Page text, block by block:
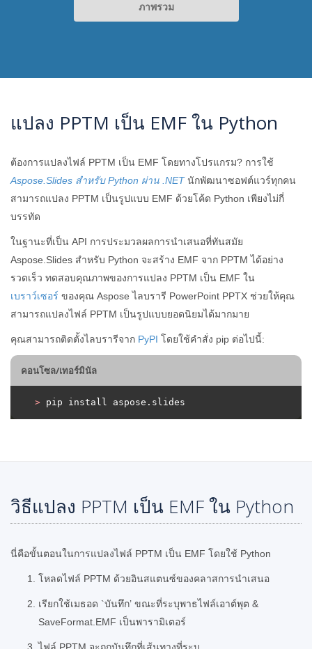
ภาพรวม
แปลง PPTM เป็น EMF ใน Python
ต้องการแปลงไฟล์ PPTM เป็น EMF โดยทางโปรแกรม? การใช้
Aspose.Slides สำหรับ Python ผ่าน .NETนักพัฒนาซอฟต์แวร์ทุกคน
สามารถแปลง PPTM เป็นรูปแบบ EMF ด้วยโค้ด Python เพียงไม่กี่
บรรทัด
ในฐานะที่เป็น API การประมวลผลการนำเสนอที่ทันสมัย ​​
Aspose.Slides สำหรับ Python จะสร้าง EMF จาก PPTM ได้อย่าง
รวดเร็ว ทดสอบคุณภาพของการแปลง PPTM เป็น EMF ใน
เบราว์เซอร์ ของคุณ Aspose ไลบรารี PowerPoint PPTX ช่วยให้คุณ
สามารถแปลงไฟล์ PPTM เป็นรูปแบบยอดนิยมได้มากมาย
คุณสามารถติดตั้งไลบรารีจาก PyPI โดยใช้คำสั่ง pip ต่อไปนี้:
คอนโซล/เทอร์มินัล
> pip install aspose.slides
วิธีแปลง PPTM เป็น EMF ใน Python
นี่คือขั้นตอนในการแปลงไฟล์ PPTM เป็น EMF โดยใช้ Python
โหลดไฟล์ PPTM ด้วยอินสแตนซ์ของคลาสการนำเสนอ
เรียกใช้เมธอด `บันทึก’ ขณะที่ระบุพาธไฟล์เอาต์พุต &
SaveFormat.EMF เป็นพารามิเตอร์
ไฟล์ PPTM จะถูกบันทึกที่เส้นทางที่ระบุ